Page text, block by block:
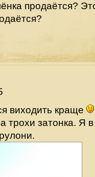
продаётся?
виходить краще
трохи затонка. Я в